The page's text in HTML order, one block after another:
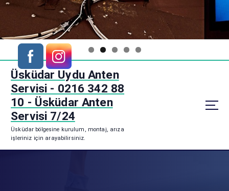
Üsküdar Uydu Anten
Servisi - 0216 342 88
10 - Üsküdar Anten
Servisi 7/24
Üsküdar bölgesine kurulum, montaj, arıza
işleriniz için arayabilirsiniz.